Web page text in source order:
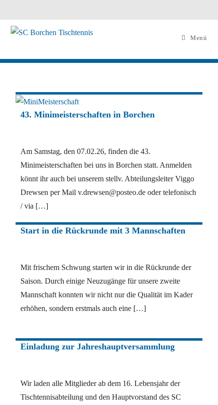
Menü
43. Minimeisterschaften in Borchen
Am Samstag, den 07.02.26, finden die 43.
Minimeisterschaften bei uns in Borchen statt. Anmelden
könnt ihr auch bei unserem stellv. Abteilungsleiter Viggo
Drewsen per Mail v.drewsen@posteo.de oder telefonisch
/ via […]
Start in die Rückrunde mit 3 Mannschaften
Mit frischem Schwung starten wir in die Rückrunde der
Saison. Durch einige Neuzugänge für unsere zweite
Mannschaft konnten wir nicht nur die Qualität im Kader
erhöhen, sondern erstmals auch eine […]
Einladung zur Jahreshauptversammlung
Wir laden alle Mitglieder ab dem 16. Lebensjahr der
Tischtennisabteilung und den Hauptvorstand des SC